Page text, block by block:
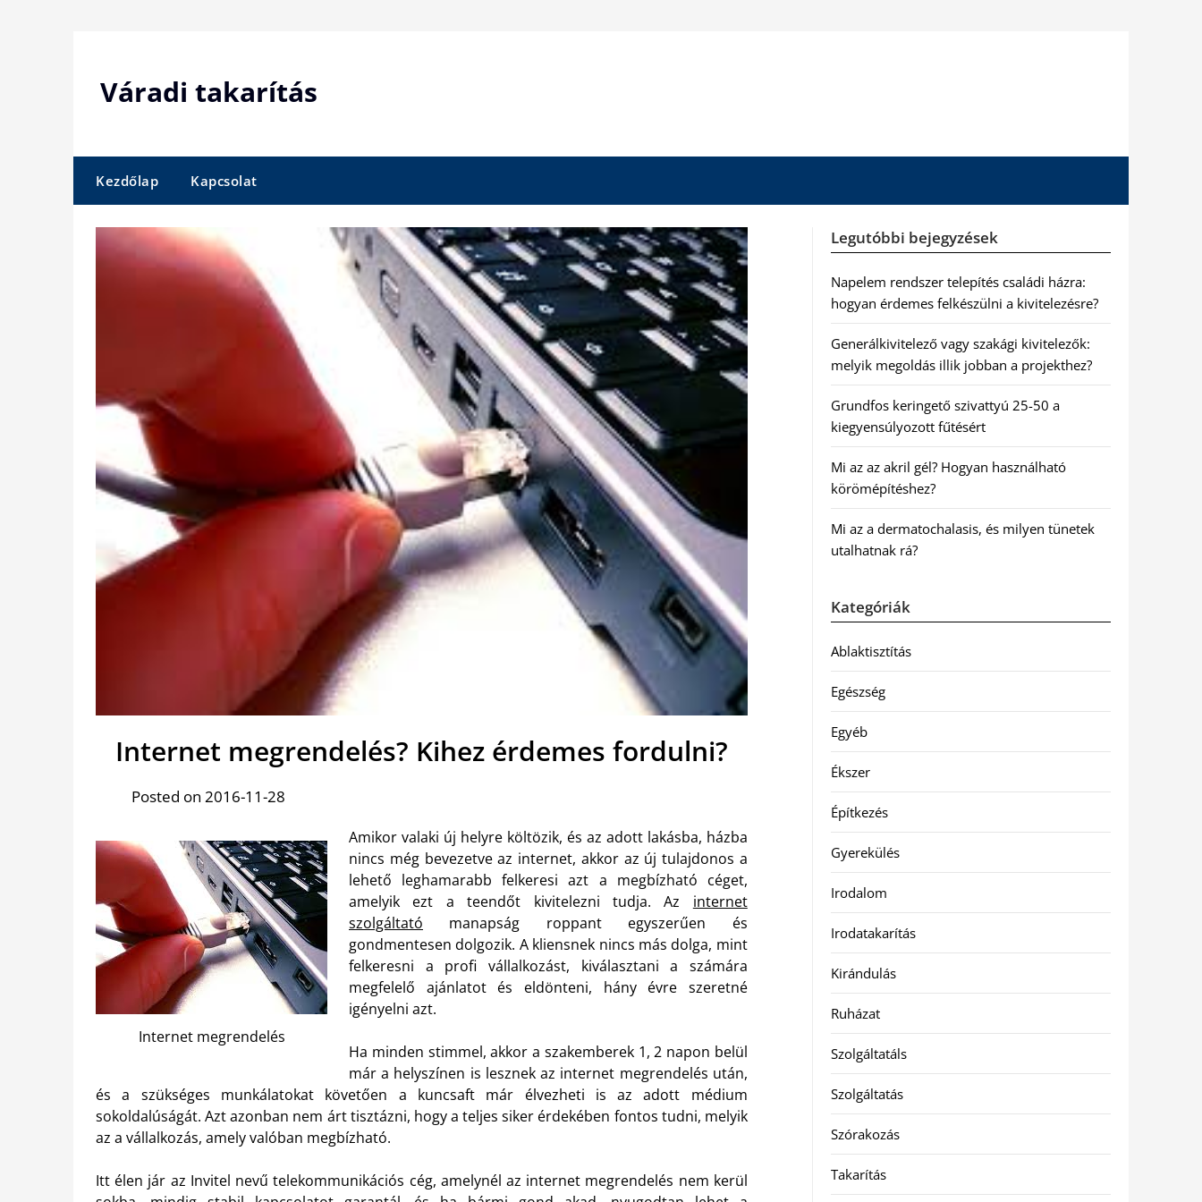
Váradi takarítás
Kezdőlap Kapcsolat
Internet megrendelés? Kihez érdemes fordulni?
Posted on 2016-11-28
Internet megrendelés
Amikor valaki új helyre költözik, és az adott lakásba, házba
nincs még bevezetve az internet, akkor az új tulajdonos a
lehető leghamarabb felkeresi azt a megbízható céget,
amelyik ezt a teendőt kivitelezni tudja. Az internet
szolgáltató manapság roppant egyszerűen és
gondmentesen dolgozik. A kliensnek nincs más dolga, mint
felkeresni a profi vállalkozást, kiválasztani a számára
megfelelő ajánlatot és eldönteni, hány évre szeretné
igényelni azt.
Ha minden stimmel, akkor a szakemberek 1, 2 napon belül
már a helyszínen is lesznek az internet megrendelés után,
és a szükséges munkálatokat követően a kuncsaft már élvezheti is az adott médium
sokoldalúságát. Azt azonban nem árt tisztázni, hogy a teljes siker érdekében fontos tudni, melyik
az a vállalkozás, amely valóban megbízható.
Itt élen jár az Invitel nevű telekommunikációs cég, amelynél az internet megrendelés nem kerül
Legutóbbi bejegyzések
Napelem rendszer telepítés családi házra:
hogyan érdemes felkészülni a kivitelezésre?
Generálkivitelező vagy szakági kivitelezők:
melyik megoldás illik jobban a projekthez?
Grundfos keringető szivattyú 25-50 a
kiegyensúlyozott fűtésért
Mi az az akril gél? Hogyan használható
körömépítéshez?
Mi az a dermatochalasis, és milyen tünetek
utalhatnak rá?
Kategóriák
Ablaktisztítás
Egészség
Egyéb
Ékszer
Építkezés
Gyerekülés
Irodalom
Irodatakarítás
Kirándulás
Ruházat
Szolgáltatáls
Szolgáltatás
Szórakozás
Takarítás